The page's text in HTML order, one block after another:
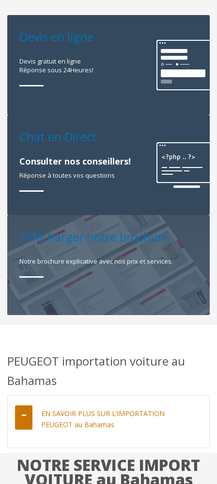
Devis en ligne
Devis gratuit en ligne
Réponse sous 24Heures!
Chat en Direct
Consulter nos conseillers!
Réponse à toutes vos questions
Télécharger notre brochure
Notre brochure explicative avec nos prix et services.
PEUGEOT importation voiture au
Bahamas
EN SAVOIR PLUS SUR L’IMPORTATION
PEUGEOT au Bahamas
NOTRE SERVICE IMPORT
VOITURE au Bahamas